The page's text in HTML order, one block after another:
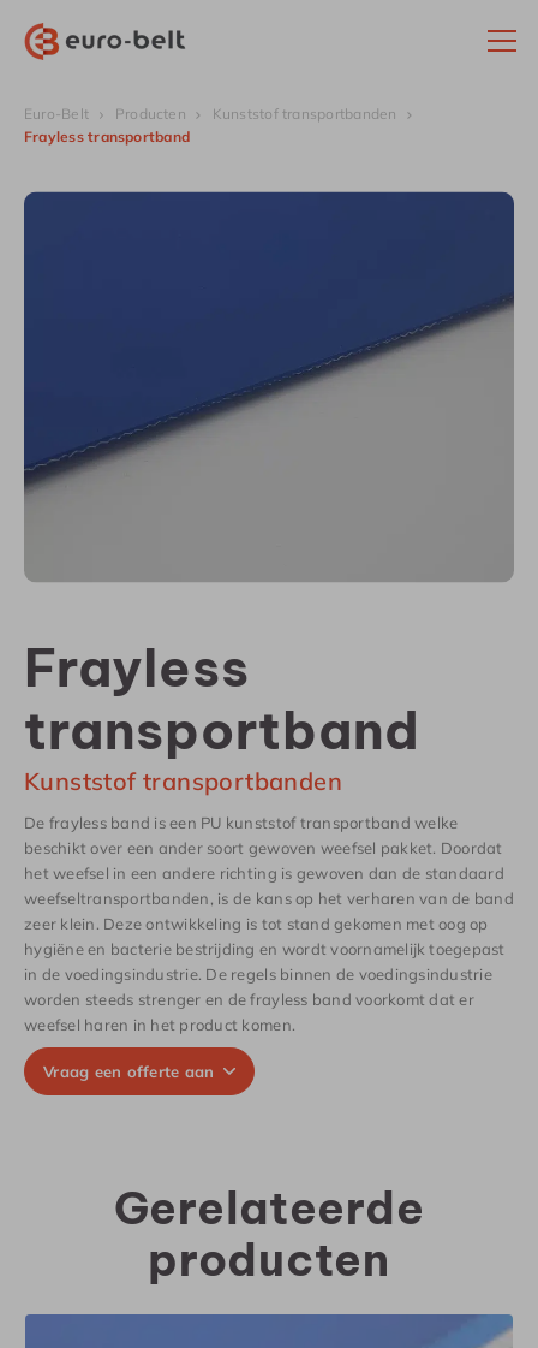
Euro-Belt Producten
Kunststof transportbanden
Frayless transportband
Frayless
transportband
Kunststof transportbanden
De frayless band is een PU kunststof transportband welke
beschikt over een ander soort gewoven weefsel pakket. Doordat
het weefsel in een andere richting is gewoven dan de standaard
weefseltransportbanden, is de kans op het verharen van de band
zeer klein. Deze ontwikkeling is tot stand gekomen met oog op
hygiëne en bacterie bestrijding en wordt voornamelijk toegepast
in de voedingsindustrie. De regels binnen de voedingsindustrie
worden steeds strenger en de frayless band voorkomt dat er
weefsel haren in het product komen.
Vraag een offerte aan
Gerelateerde
producten